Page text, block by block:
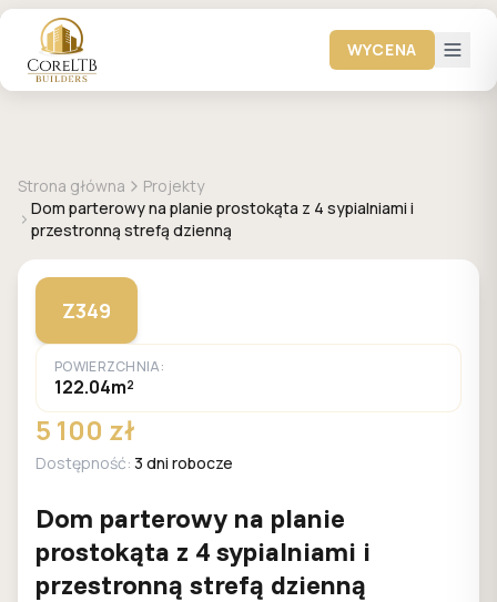
WYCENA
Strona główna
Projekty
Dom parterowy na planie prostokąta z 4 sypialniami i
przestronną strefą dzienną
Z349
POWIERZCHNIA:
122.04m²
5 100 zł
Dostępność: 3 dni robocze
Dom parterowy na planie
prostokąta z 4 sypialniami i
przestronną strefą dzienną